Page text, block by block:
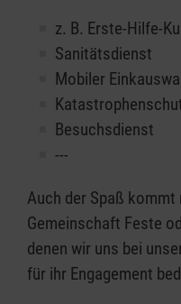
z. B. Erste-Hilfe-
Sanitätsdienst
Mobiler
Besuchsdienst
---
Auch der Spaß
Gemeinschaft Feste
denen wir uns bei
für ihr Engagement